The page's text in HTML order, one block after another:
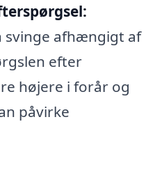
svinge afhængigt af
efter
højere i forår og
påvirke